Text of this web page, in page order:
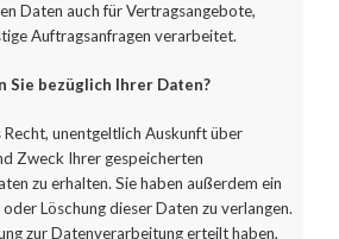
Daten auch für Vertragsangebote,
Auftragsanfragen verarbeitet.
Sie bezüglich Ihrer Daten?
Recht, unentgeltlich Auskunft über
Zweck Ihrer gespeicherten
zu erhalten. Sie haben außerdem ein
Löschung dieser Daten zu verlangen.
zur Datenverarbeitung erteilt haben,